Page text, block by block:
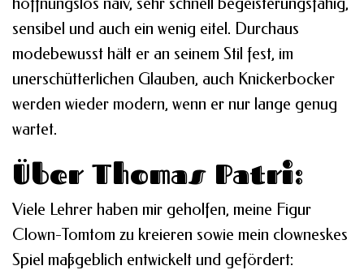
sensibel und auch ein wenig eitel. Durchaus
modebewusst hält er an seinem Stil fest, im
unerschütterlichen Glauben, auch Knickerbocker
werden wieder modern, wenn er nur lange genug
wartet.
Über Thomas Patri:
Viele Lehrer haben mir geholfen, meine Figur
Clown-Tomtom zu kreieren sowie mein clowneskes
Spiel maßgeblich entwickelt und gefördert: